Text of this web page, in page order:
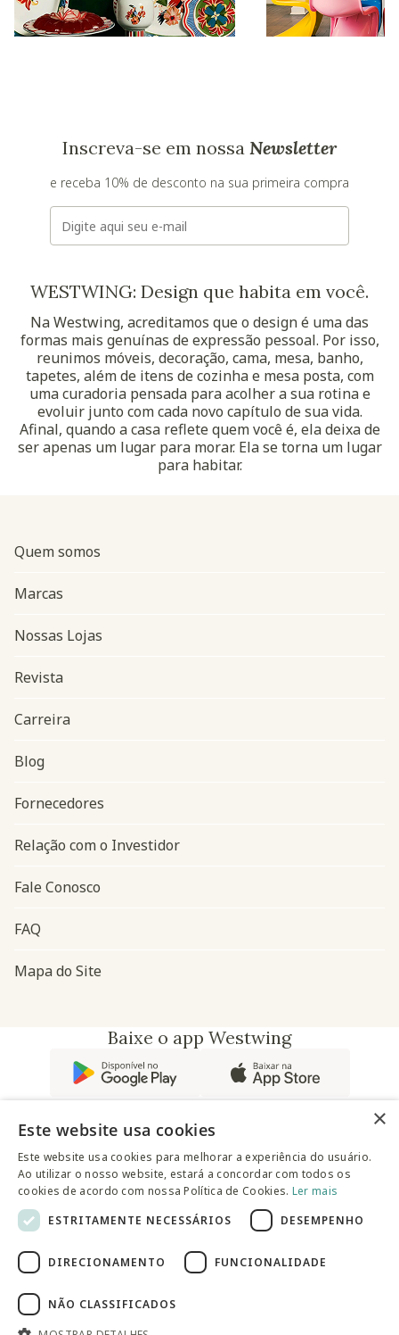
Inscreva-se em nossa Newsletter
e receba 10% de desconto na sua primeira compra
E-mail
WESTWING: Design que habita em você.
Na Westwing, acreditamos que o design é uma das
formas mais genuínas de expressão pessoal. Por isso,
reunimos móveis, decoração, cama, mesa, banho,
tapetes, além de itens de cozinha e mesa posta, com
uma curadoria pensada para acolher a sua rotina e
evoluir junto com cada novo capítulo de sua vida.
Afinal, quando a casa reflete quem você é, ela deixa de
ser apenas um lugar para morar. Ela se torna um lugar
para habitar.
Navegação do rodapé
Quem somos
Marcas
Nossas Lojas
Revista
Carreira
Blog
Fornecedores
Relação com o Investidor
Fale Conosco
FAQ
Mapa do Site
Baixe o app Westwing
@westwingbr
Somos uma empresa certificada
© 2025 Westwing Comércio Varejista S.A WESTWING
Av. Queiroz Filho, 1700 - Torre A 5° andar - Vila Hamburguesa -
São Paulo
×
Este website usa cookies
Este website usa cookies para melhorar a experiência do usuário.
Ao utilizar o nosso website, estará a concordar com todos os
cookies de acordo com nossa Política de Cookies. Ler mais
ESTRITAMENTE NECESSÁRIOS
DESEMPENHO
DIRECIONAMENTO FUNCIONALIDADE
NÃO CLASSIFICADOS